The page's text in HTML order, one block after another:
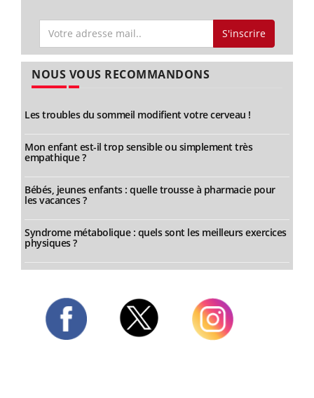
S'inscrire
NOUS VOUS RECOMMANDONS
Les troubles du sommeil modifient votre cerveau !
Mon enfant est-il trop sensible ou simplement très
empathique ?
Bébés, jeunes enfants : quelle trousse à pharmacie pour
les vacances ?
Syndrome métabolique : quels sont les meilleurs exercices
physiques ?